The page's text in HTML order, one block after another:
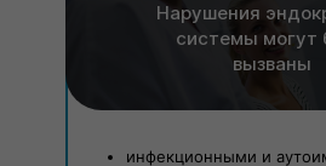
инфекционными и
Нарушения
системы могут
вызваны